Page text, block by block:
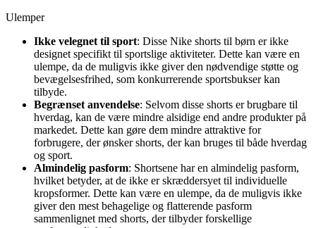
Ulemper
Ikke velegnet til sport: Disse Nike shorts til børn er ikke
designet specifikt til sportslige aktiviteter. Dette kan være en
ulempe, da de muligvis ikke giver den nødvendige støtte og
bevægelsesfrihed, som konkurrerende sportsbukser kan
tilbyde.
Begrænset anvendelse: Selvom disse shorts er brugbare til
hverdag, kan de være mindre alsidige end andre produkter på
markedet. Dette kan gøre dem mindre attraktive for
forbrugere, der ønsker shorts, der kan bruges til både hverdag
og sport.
Almindelig pasform: Shortsene har en almindelig pasform,
hvilket betyder, at de ikke er skræddersyet til individuelle
kropsformer. Dette kan være en ulempe, da de muligvis ikke
giver den mest behagelige og flatterende pasform
sammenlignet med shorts, der tilbyder forskellige